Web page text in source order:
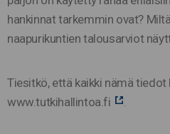
hankinnat tarkemmin ovat?
naapurikuntien talousarviot
Tiesitkö, että kaikki nämä
www.tutkihallintoa.fi